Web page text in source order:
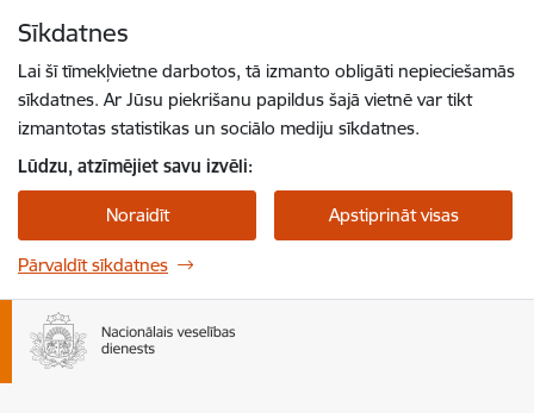
Sīkdatnes
Lai šī tīmekļvietne darbotos, tā izmanto obligāti nepieciešamās
sīkdatnes. Ar Jūsu piekrišanu papildus šajā vietnē var tikt
izmantotas statistikas un sociālo mediju sīkdatnes.
Lūdzu, atzīmējiet savu izvēli:
Noraidīt Apstiprināt visas
Pārvaldīt sīkdatnes